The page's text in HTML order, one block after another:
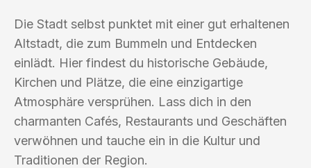
Die Stadt selbst punktet mit einer gut erhaltenen
Altstadt, die zum Bummeln und Entdecken
einlädt. Hier findest du historische Gebäude,
Kirchen und Plätze, die eine einzigartige
Atmosphäre versprühen. Lass dich in den
charmanten Cafés, Restaurants und Geschäften
verwöhnen und tauche ein in die Kultur und
Traditionen der Region.